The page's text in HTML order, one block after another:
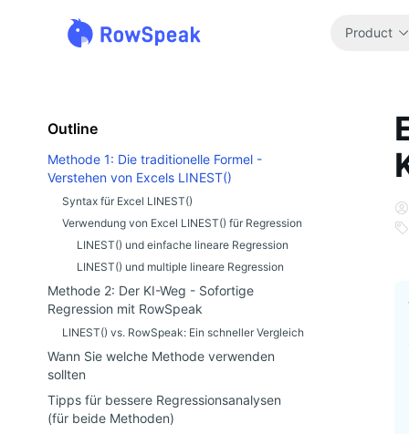
Product
Outline
Methode 1: Die traditionelle Formel -
Verstehen von Excels LINEST()
Syntax für Excel LINEST()
Verwendung von Excel LINEST() für Regression
LINEST() und einfache lineare Regression
LINEST() und multiple lineare Regression
Methode 2: Der KI-Weg - Sofortige
Regression mit RowSpeak
LINEST() vs. RowSpeak: Ein schneller Vergleich
Wann Sie welche Methode verwenden
sollten
Tipps für bessere Regressionsanalysen
(für beide Methoden)